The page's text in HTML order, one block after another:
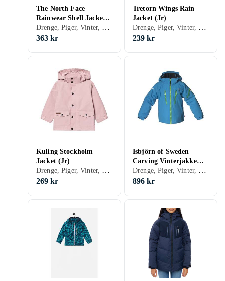
The North Face
Rainwear Shell Jacket
(Jr)
Drenge, Piger, Vinter, Shelljakke
363 kr
Tretorn Wings Rain
Jacket (Jr)
Drenge, Piger, Vinter, Forår/efterår, Shelljakke, Fleecetrøjer, 150, 152, 158, 160, 164, 122, 128, 134, 140, 146, 68, 86, 90, 92, 98, 100, 104, 110, 116
239 kr
Kuling Stockholm
Jacket (Jr)
Drenge, Piger, Vinter, Shelljakke, 152, 122, 128, 134, 140, 146, 74, 80, 86, 92, 98, 104, 110, 116
269 kr
Isbjörn of Sweden
Carving Vinterjakke
(Jr)
Drenge, Piger, Vinter, Forår/efterår, Shelljakke, Skijakke, 170, 176, 150, 152, 158, 160, 164, 122, 128, 130, 134, 140, 146, 100
896 kr